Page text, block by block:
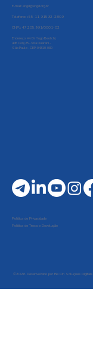
E-mail:engd@engd.org.br
Telefone: +55 11 91592-2809
CNPJ: 47.205.991/0001-02
Endereço: Av Dr Hugo Beolchi,
445 Conj 25 - Vila Guarani -
São Paulo - CEP: 04310-030
Política de Privacidade
Política de Troca e Devolução
©2026 Desenvolvido por Be On Soluções Digitais